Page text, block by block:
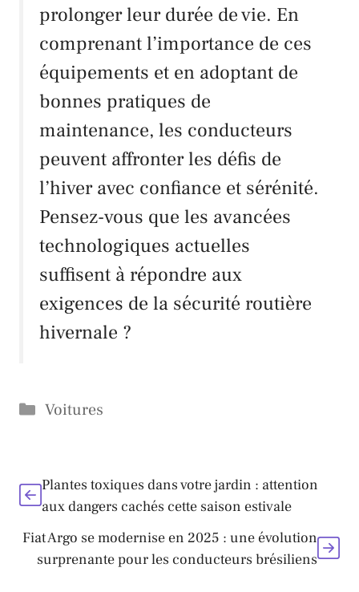
prolonger leur durée de vie. En
comprenant l’importance de ces
équipements et en adoptant de
bonnes pratiques de
maintenance, les conducteurs
peuvent affronter les défis de
l’hiver avec confiance et sérénité.
Pensez-vous que les avancées
technologiques actuelles
suffisent à répondre aux
exigences de la sécurité routière
hivernale ?
Catégories
Voitures
Plantes toxiques dans votre jardin : attention
aux dangers cachés cette saison estivale
Fiat Argo se modernise en 2025 : une évolution
surprenante pour les conducteurs brésiliens